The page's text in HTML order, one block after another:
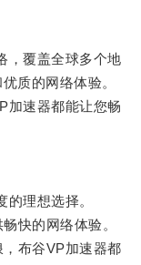
覆盖全球多个地
质的网络体验。
速器都能让您畅
理想选择。
快的网络体验。
布谷VP加速器都